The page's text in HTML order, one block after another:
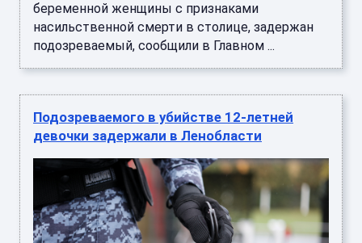
беременной женщины с признаками
насильственной смерти в столице, задержан
подозреваемый, сообщили в Главном ...
Подозреваемого в убийстве 12-летней
девочки задержали в Ленобласти